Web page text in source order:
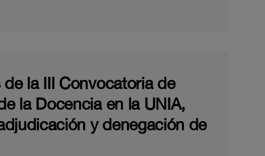
la III Convocatoria de
la Docencia en la UNIA,
y denegación de